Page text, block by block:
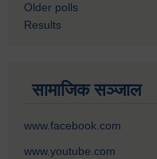
Older polls
Results
सामाजिक सञ्जाल
www.facebook.com
www.youtube.com